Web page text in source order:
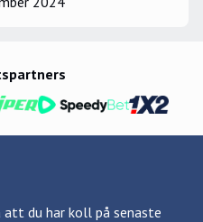
att du har koll på senaste